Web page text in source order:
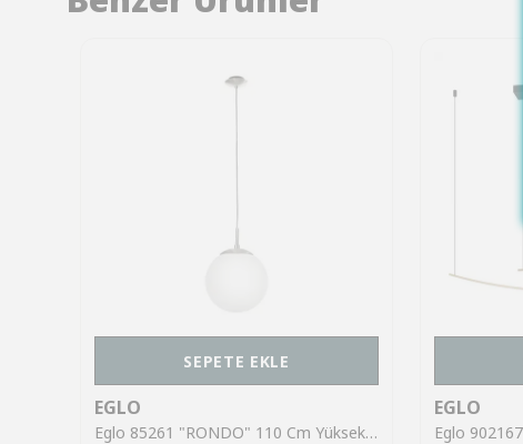
SEPETE EKLE
EGLO
Eglo 85261 "RONDO" 110 Cm Yüksekliğinde Çelik Nikel Mat Sarkıt Avize
EGLO